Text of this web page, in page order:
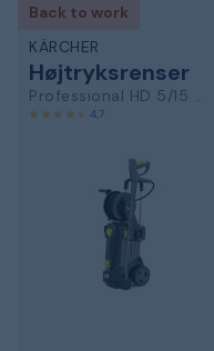
Back to work
KÄRCHER
Højtryksrenser
Professional HD 5/15 CX EU
4,7